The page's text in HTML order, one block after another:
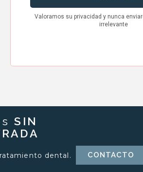
SIN
dental. CONTACTO